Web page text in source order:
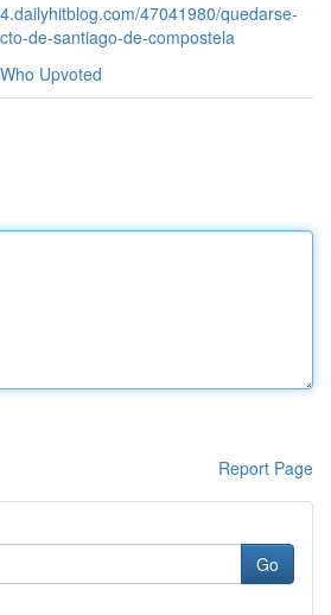
47041980/quedarse-
de-santiago-de-compostela
Who Upvoted
Report Page
Go